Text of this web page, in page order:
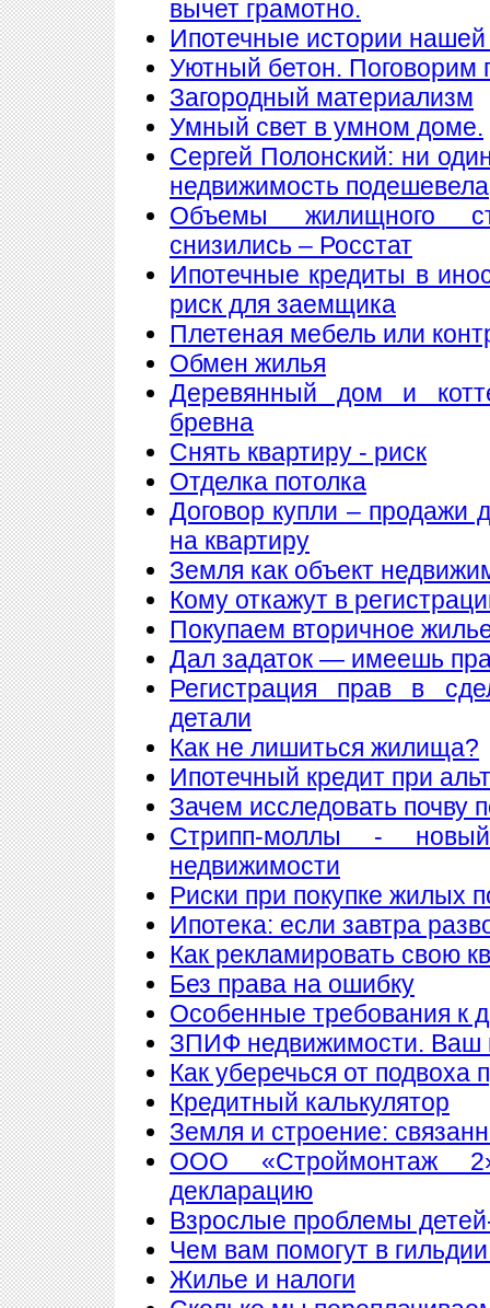
вычет грамотно.
Ипотечные истории нашей
Уютный бетон. Поговорим
Загородный материализм
Умный свет в умном доме.
Сергей Полонский: ни
недвижимость подешевела
Объемы жилищного
снизились – Росстат
Ипотечные кредиты в
риск для заемщика
Плетеная мебель или
Обмен жилья
Деревянный дом и
бревна
Снять квартиру - риск
Отделка потолка
Договор купли – продажи
на квартиру
Земля как объект
Кому откажут в
Покупаем вторичное
Дал задаток — имеешь
Регистрация прав в
детали
Как не лишиться жилища?
Ипотечный кредит при
Зачем исследовать почву
Стрипп-моллы -
недвижимости
Риски при покупке жилых
Ипотека: если завтра
Как рекламировать свою
Без права на ошибку
Особенные требования к
ЗПИФ недвижимости. Ваш
Как уберечься от подвоха
Кредитный калькулятор
Земля и строение:
ООО «Строймонтаж
декларацию
Взрослые проблемы
Чем вам помогут в
Жилье и налоги